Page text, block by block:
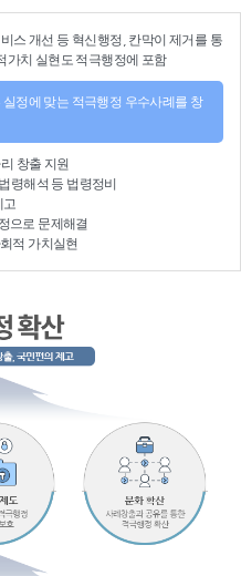
스 개선 등 혁신행정 , 칸막이 제거를 통
가치 실현 도 적극행정에 포함
정에 맞는 적극행정 우수사례를 창
창출 지원
법령해석 등 법령정비
고
으로 문제해결
적 가치실현